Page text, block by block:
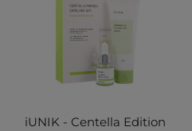
iUNIK - Centella Edition